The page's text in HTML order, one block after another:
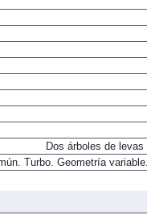
Dos árboles de
Turbo. Geometría